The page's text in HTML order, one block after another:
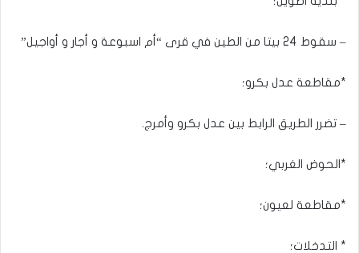
– سقوط 24 بيتا من الطين في قرى “أم اسبوعة و أجار و أواجيل”
*مقاطعة عدل بكرو؛
– تضرر الطريق الرابط بين عدل بكرو وأمرج.
*الحوض الغربي؛
*مقاطعة لعيون؛
* التدخلات؛